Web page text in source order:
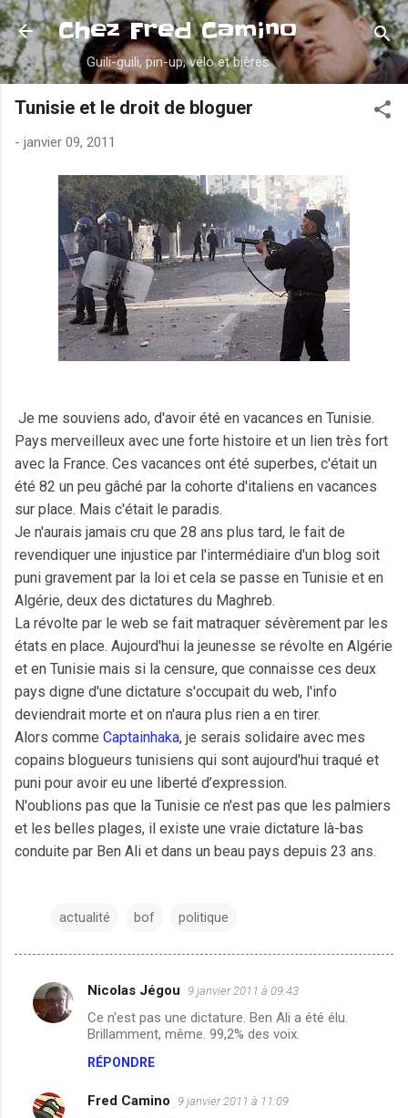
Accéder au contenu principal
Chez Fred Camino
Guili-guili, pin-up, vélo et bières
Tunisie et le droit de bloguer
- janvier 09, 2011
Je me souviens ado, d'avoir été en vacances en Tunisie.
Pays merveilleux avec une forte histoire et un lien très fort
avec la France. Ces vacances ont été superbes, c'était un
été 82 un peu gâché par la cohorte d'italiens en vacances
sur place. Mais c'était le paradis.
Je n'aurais jamais cru que 28 ans plus tard, le fait de
revendiquer une injustice par l'intermédiaire d'un blog soit
puni gravement par la loi et cela se passe en Tunisie et en
Algérie, deux des dictatures du Maghreb.
La révolte par le web se fait matraquer sévèrement par les
états en place. Aujourd'hui la jeunesse se révolte en Algérie
et en Tunisie mais si la censure, que connaisse ces deux
pays digne d'une dictature s'occupait du web, l'info
deviendrait morte et on n'aura plus rien a en tirer.
Alors comme Captainhaka, je serais solidaire avec mes
copains blogueurs tunisiens qui sont aujourd'hui traqué et
puni pour avoir eu une liberté d’expression.
N'oublions pas que la Tunisie ce n'est pas que les palmiers
et les belles plages, il existe une vraie dictature là-bas
conduite par Ben Ali et dans un beau pays depuis 23 ans.
actualité bof politique
C
o
e
Nicolas Jégou 9 janvier 2011 à 09:43
Ce n'est pas une dictature. Ben Ali a été élu.
Brillamment, même. 99,2% des voix.
RÉPONDRE
Fred Camino 9 janvier 2011 à 11:09